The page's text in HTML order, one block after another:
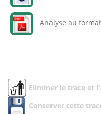
Analyse au
Eliminer le trace et
Conserver cette